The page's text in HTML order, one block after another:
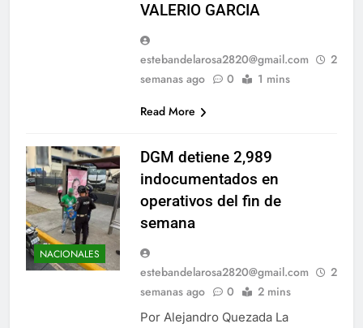
VALERIO GARCIA
estebandelarosa2820@gmail.com
2
semanas ago
0
1 mins
Read More
NACIONALES
DGM detiene 2,989
indocumentados en
operativos del fin de
semana
estebandelarosa2820@gmail.com
2
semanas ago
0 2 mins
Por Alejandro Quezada La